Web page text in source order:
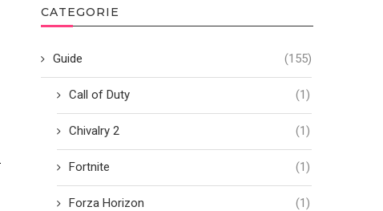
CATEGORIE
Guide (155)
Call of Duty (1)
Chivalry 2 (1)
Fortnite (1)
Forza Horizon (1)